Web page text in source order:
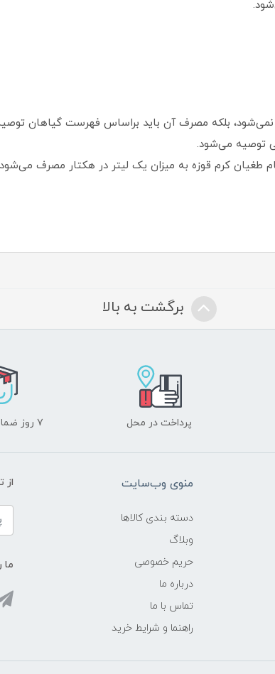
بلکه مصرف آن باید براساس فهرست گیاهان
طغیان کرم قوزه به میزان یک لیتر در هکتار مصرف
برگشت به بالا
پرداخت در محل ۷ روز ضمانت بازگشت
منوی وب‌سایت
دسته بندی کالاها
وبلاگ
حریم خصوصی
درباره ما
تماس با ما
راهنما و شرایط خرید
از
ما